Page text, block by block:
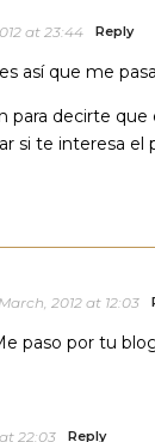
at 23:44 Reply
así que me
para decirte
si te interesa el
2012 at 12:03
paso por tu
22:03 Reply